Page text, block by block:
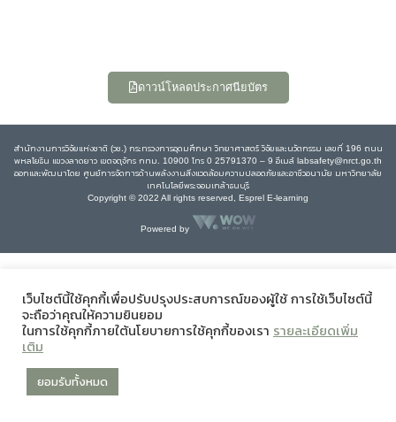
ดาวน์โหลดประกาศนียบัตร
สำนักงานการวิจัยแห่งชาติ (วช.) กระทรวงการอุดมศึกษา วิทยาศาสตร์ วิจัยและนวัตกรรม เลขที่ 196 ถนน
พหลโยธิน แขวงลาดยาว เขตจตุจักร กทม. 10900 โทร 0 25791370 – 9 อีเมล์ labsafety@nrct.go.th
ออกและพัฒนาโดย ศูนย์การจัดการด้านพลังงานสิ่งแวดล้อมความปลอดภัยและอาชีวอนามัย มหาวิทยาลัย
เทคโนโลยีพระจอมเกล้าธนบุรี
Copyright © 2022 All rights reserved, Esprel E-learning
Powered by
เว็บไซต์นี้ใช้คุกกี้เพื่อปรับปรุงประสบการณ์ของผู้ใช้ การใช้เว็บไซต์นี้
จะถือว่าคุณให้ความยินยอม
ในการใช้คุกกี้ภายใต้นโยบายการใช้คุกกี้ของเรา รายละเอียดเพิ่ม
เติม
ยอมรับทั้งหมด